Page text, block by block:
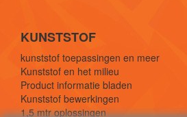
KUNSTSTOF
kunststof toepassingen en meer
Kunststof en het milieu
Product informatie bladen
Kunststof bewerkingen
1,5 mtr oplossingen